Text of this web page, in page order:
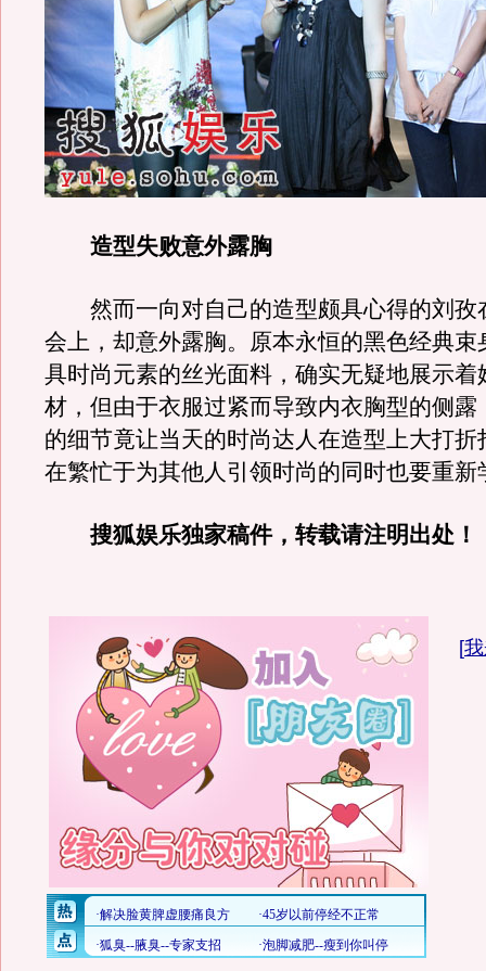
造型失败意外露胸
然而一向对自己的造型颇具心得的刘孜
会上，却意外露胸。原本永恒的黑色经典束
具时尚元素的丝光面料，确实无疑地展示着
材，但由于衣服过紧而导致内衣胸型的侧露
的细节竟让当天的时尚达人在造型上大打折
在繁忙于为其他人引领时尚的同时也要重新
搜狐娱乐独家稿件，转载请注明出处！
[